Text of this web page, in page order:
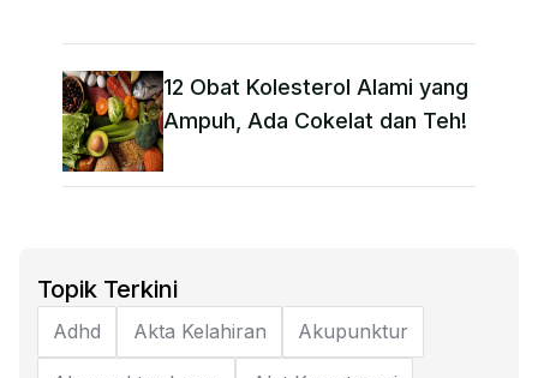
12 Obat Kolesterol Alami yang
Ampuh, Ada Cokelat dan Teh!
Topik Terkini
Adhd Akta Kelahiran Akupunktur